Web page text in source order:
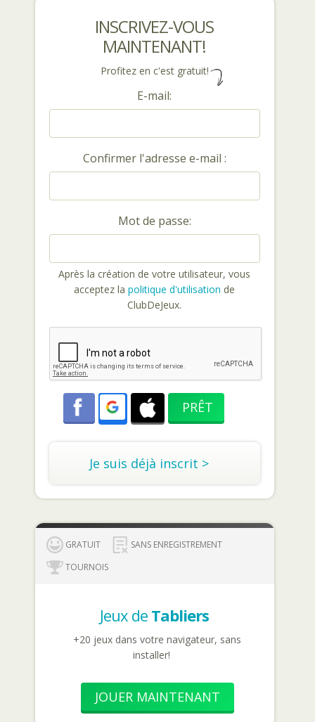
INSCRIVEZ-VOUS
MAINTENANT!
Profitez en c'est gratuit!
E-mail:
Confirmer l'adresse e-mail :
Mot de passe:
Après la création de votre utilisateur, vous
acceptez la politique d'utilisation de
ClubDeJeux.
Je suis déjà inscrit >
GRATUIT
SANS ENREGISTREMENT
TOURNOIS
Jeux de Tabliers
+20 jeux dans votre navigateur, sans
installer!
JOUER MAINTENANT